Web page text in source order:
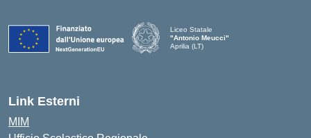
Liceo Statale
"Antonio Meucci"
Aprilia (LT)
Link Esterni
MIM